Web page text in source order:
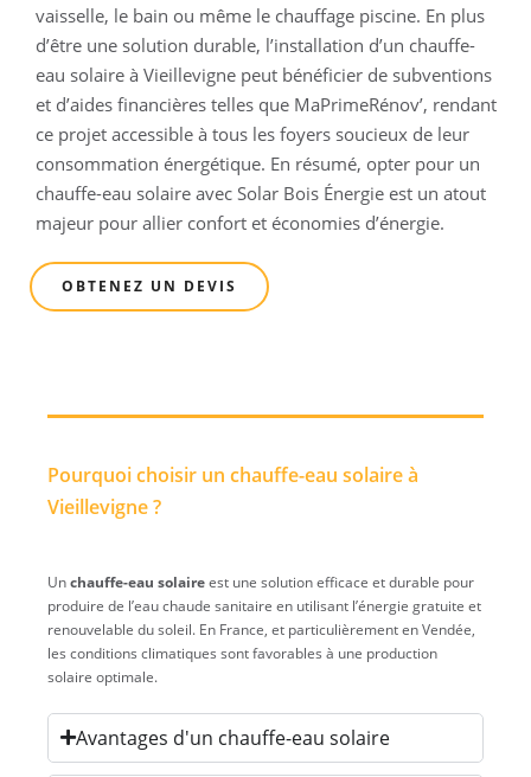
vaisselle, le bain ou même le chauffage piscine. En plus
d’être une solution durable, l’installation d’un chauffe-
eau solaire à Vieillevigne peut bénéficier de subventions
et d’aides financières telles que MaPrimeRénov’, rendant
ce projet accessible à tous les foyers soucieux de leur
consommation énergétique. En résumé, opter pour un
chauffe-eau solaire avec Solar Bois Énergie est un atout
majeur pour allier confort et économies d’énergie.
OBTENEZ UN DEVIS
Pourquoi choisir un chauffe-eau solaire à
Vieillevigne ?
Unchauffe-eau solaireest une solution efficace et durable pour
produire de l’eau chaude sanitaire en utilisant l’énergie gratuite et
renouvelable du soleil. En France, et particulièrement en Vendée,
les conditions climatiques sont favorables à une production
solaire optimale.
Avantages d'un chauffe-eau solaire